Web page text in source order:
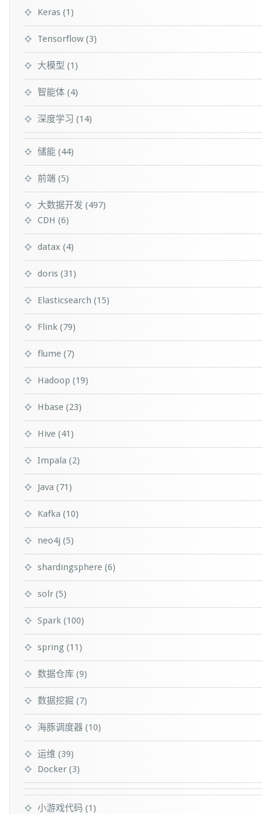
Keras (1)
Tensorflow (3)
大模型 (1)
智能体 (4)
深度学习 (14)
储能 (44)
前端 (5)
大数据开发 (497)
CDH (6)
datax (4)
doris (31)
Elasticsearch (15)
Flink (79)
flume (7)
Hadoop (19)
Hbase (23)
Hive (41)
Impala (2)
Java (71)
Kafka (10)
neo4j (5)
shardingsphere (6)
solr (5)
Spark (100)
spring (11)
数据仓库 (9)
数据挖掘 (7)
海豚调度器 (10)
运维 (39)
Docker (3)
小游戏代码 (1)